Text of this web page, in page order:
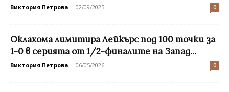
Виктория Петрова - 02/09/2025 0
Оклахома лимитира Лейкърс под 100 точки за
1-0 в серията от 1/2-финалите на Запад...
Виктория Петрова - 06/05/2026 0